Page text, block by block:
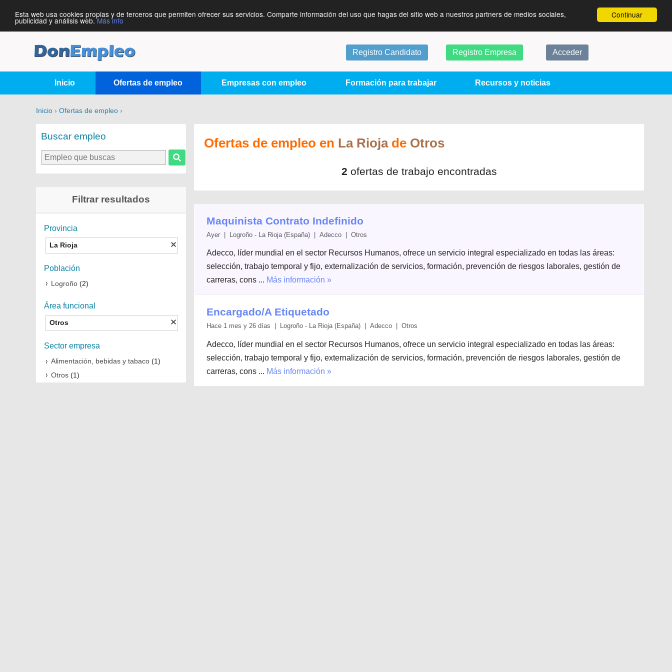
Continuar
Esta web usa cookies propias y de terceros que permiten ofrecer sus servicios. Comparte información del uso que hagas del sitio web a nuestros partners de medios sociales,
publicidad y análisis web.Más info
Registro Candidato Registro Empresa Acceder
Inicio Ofertas de empleo Empresas con empleo Formación para trabajar Recursos y noticias
Inicio › Ofertas de empleo ›
Buscar empleo
Filtrar resultados
Provincia
La Rioja
Población
Logroño(2)
Área funcional
Otros
Sector empresa
Alimentación, bebidas y tabaco(1)
Otros(1)
Ofertas de empleo en La Riojade Otros
2 ofertas de trabajo encontradas
Maquinista Contrato Indefinido
Ayer | Logroño - La Rioja (España) | Adecco | Otros
Adecco, líder mundial en el sector Recursos Humanos, ofrece un servicio integral especializado en todas las áreas:
selección, trabajo temporal y fijo, externalización de servicios, formación, prevención de riesgos laborales, gestión de
carreras, cons ... Más información »
Encargado/A Etiquetado
Hace 1 mes y 26 días | Logroño - La Rioja (España) | Adecco | Otros
Adecco, líder mundial en el sector Recursos Humanos, ofrece un servicio integral especializado en todas las áreas:
selección, trabajo temporal y fijo, externalización de servicios, formación, prevención de riesgos laborales, gestión de
carreras, cons ... Más información »